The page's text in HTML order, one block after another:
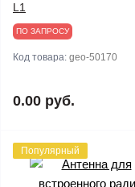
L1
ПО ЗАПРОСУ
Код товара: geo-50170
0.00 руб.
Популярный